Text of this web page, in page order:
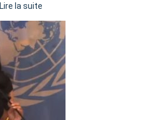
Lire la suite
Tegnér
exulte
« Zemmour
a
tout